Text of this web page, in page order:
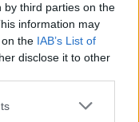
by third parties on the
information may
the IAB’s List of
disclose it to other
universitetui